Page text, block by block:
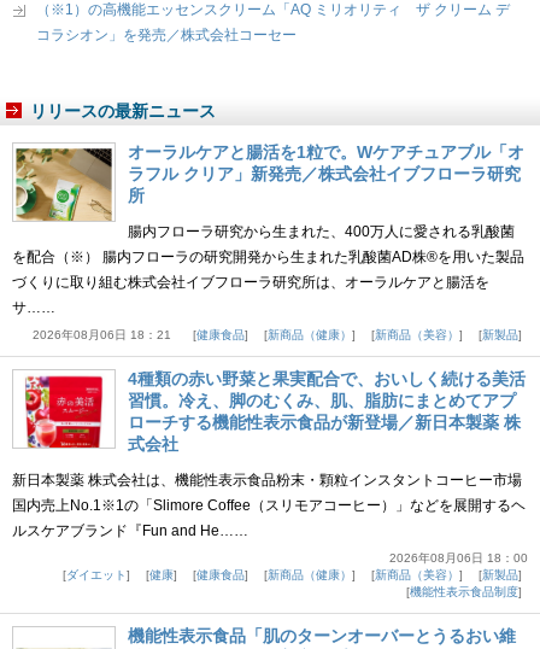
（※1）の高機能エッセンスクリーム「AQ ミリオリティ ザ クリーム デ
コラシオン」を発売／株式会社コーセー
リリースの最新ニュース
オーラルケアと腸活を1粒で。Wケアチュアブル「オ
ラフル クリア」新発売／株式会社イブフローラ研究
所
腸内フローラ研究から生まれた、400万人に愛される乳酸菌
を配合（※） 腸内フローラの研究開発から生まれた乳酸菌AD株®を用いた製品
づくりに取り組む株式会社イブフローラ研究所は、オーラルケアと腸活を
サ……
2026年08月06日 18：21 健康食品 新商品（健康） 新商品（美容） 新製品
4種類の赤い野菜と果実配合で、おいしく続ける美活
習慣。冷え、脚のむくみ、肌、脂肪にまとめてアプ
ローチする機能性表示食品が新登場／新日本製薬 株
式会社
新日本製薬 株式会社は、機能性表示食品粉末・顆粒インスタントコーヒー市場
国内売上No.1※1の「Slimore Coffee（スリモアコーヒー）」などを展開するヘ
ルスケアブランド『Fun and He……
2026年08月06日 18：00
ダイエット
健康 健康食品 新商品（健康） 新商品（美容）
新製品
機能性表示食品制度
機能性表示食品「肌のターンオーバーとうるおい維